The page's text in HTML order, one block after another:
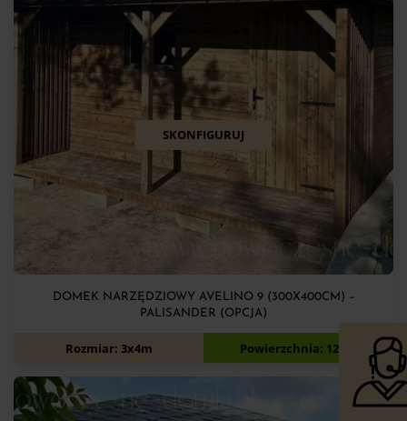
SKONFIGURUJ
DOMEK NARZĘDZIOWY AVELINO 9 (300X400CM) –
PALISANDER (OPCJA)
7 900zł
Rozmiar: 3x4m Powierzchnia: 12m2